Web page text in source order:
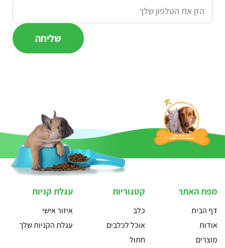
מפת האתר
דף הבית
אודות
מוצרים
קטגוריות
כלב
אוכל לכלבים
חתול
עגלת קניות
איזור אישי
עגלת הקניות שלך